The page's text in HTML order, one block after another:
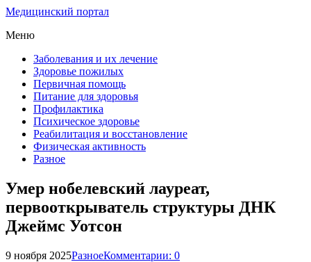
Медицинский портал
Меню
Заболевания и их лечение
Здоровье пожилых
Первичная помощь
Питание для здоровья
Профилактика
Психическое здоровье
Реабилитация и восстановление
Физическая активность
Разное
Умер нобелевский лауреат,
первооткрыватель структуры ДНК
Джеймс Уотсон
9 ноября 2025РазноеКомментарии: 0